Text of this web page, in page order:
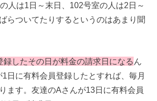
人は1日～末日、102号室の人は2日～
らついてたりするというのはあまり聞
録したその日が料金の請求日になる ん
日に有料会員登録したとすれば、毎月
ます。友達のAさんが13日に有料会員